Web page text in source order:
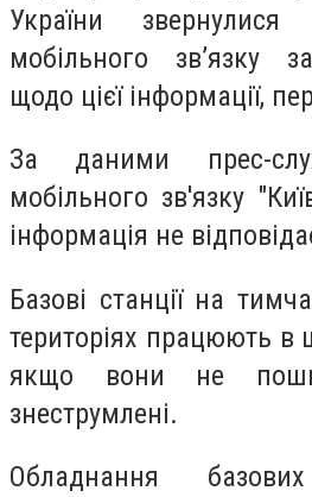
України
мобільного зв’язку
щодо цієї інформації,
За даними прес-
мобільного зв'язку
інформація не
Базові станції на
територіях працюють в
якщо вони не
знеструмлені.
Обладнання